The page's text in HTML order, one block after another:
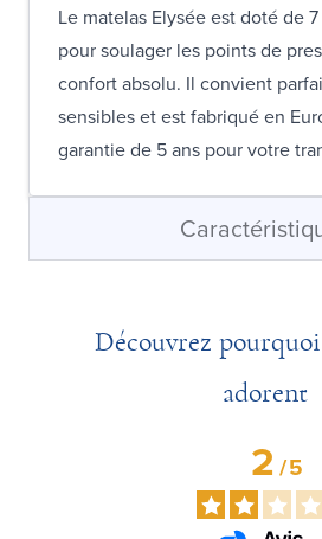
Le matelas Elysée est doté de
pour soulager les points de
confort absolu. Il convient
sensibles et est fabriqué en
garantie de 5 ans pour votre
Découvrez
adorent
2/5